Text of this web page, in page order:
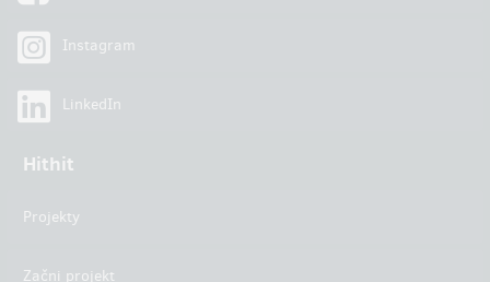
Instagram
LinkedIn
Hithit
Projekty
Začni projekt